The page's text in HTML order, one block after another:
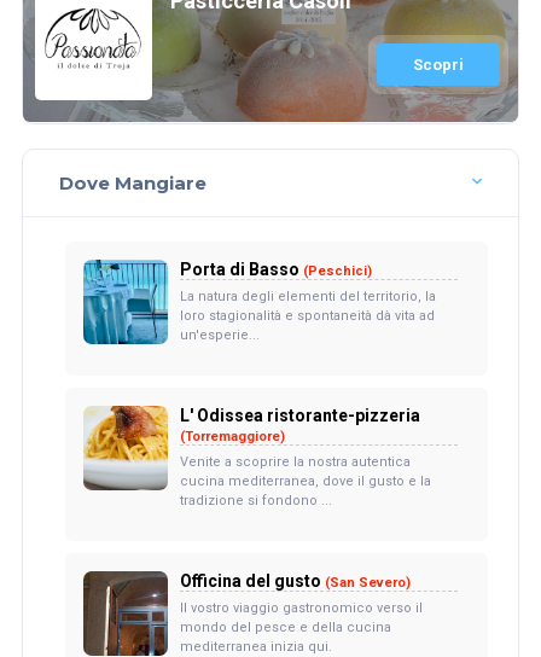
Scopri
Dove Mangiare
Porta di Basso (Peschici)
La natura degli elementi del territorio, la
loro stagionalità e spontaneità dà vita ad
un'esperie...
L' Odissea ristorante-pizzeria
(Torremaggiore)
Venite a scoprire la nostra autentica
cucina mediterranea, dove il gusto e la
tradizione si fondono ...
Officina del gusto (San Severo)
Il vostro viaggio gastronomico verso il
mondo del pesce e della cucina
mediterranea inizia qui.